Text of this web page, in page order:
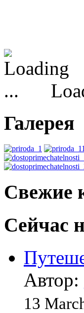
Галерея
Свежие
Сейчас
Автор:
13